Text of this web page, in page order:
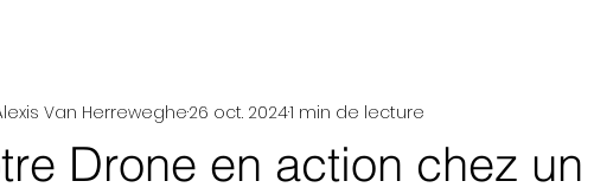
Drone en action chez
Van Herreweghe26 oct. 20241 min de lecture